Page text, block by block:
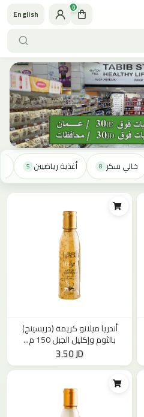
0
English
خالي سكر 8 أغذية رياضيين 5
أندريا ميلانو كريمة (دريسينج)
بالثوم وإكليل الجبل 150 م...
3.50 JD